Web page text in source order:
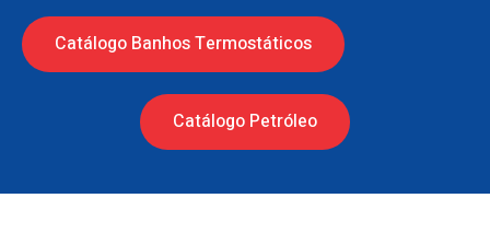
Catálogo Banhos Termostáticos
Catálogo Petróleo